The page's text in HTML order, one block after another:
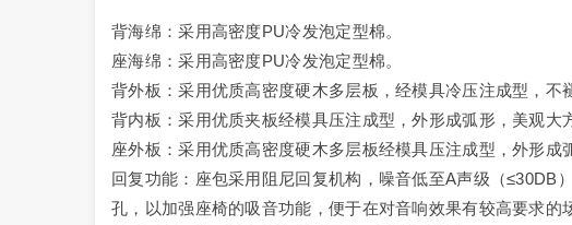
背海绵：采用高密度PU冷发泡定型棉。
座海绵：采用高密度PU冷发泡定型棉。
背外板：采用优质高密度硬木多层板，经模具冷压注成型，不
背内板：采用优质夹板经模具压注成型，外形成弧形，美观大
座外板：采用优质高密度硬木多层板经模具压注成型，外形成
回复功能：座包采用阻尼回复机构，噪音低至A声级（≤30DB
孔，以加强座椅的吸音功能，便于在对音响效果有较高要求的